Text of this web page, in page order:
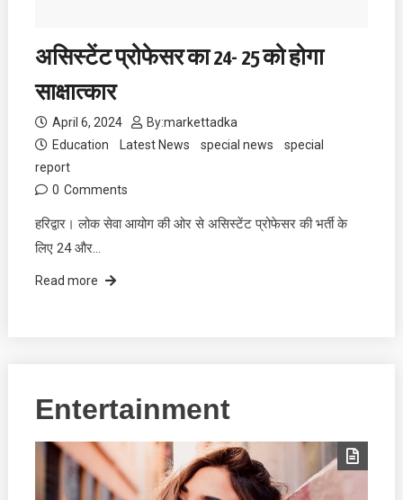
असिस्टेंट प्रोफेसर का 24- 25 को होगा
साक्षात्कार
April 6, 2024 By:markettadka
Education
Latest News special news
special
report
0 Comments
हरिद्वार। लोक सेवा आयोग की ओर से असिस्टेंट प्रोफेसर की भर्ती के
लिए 24 और…
Read more
Entertainment